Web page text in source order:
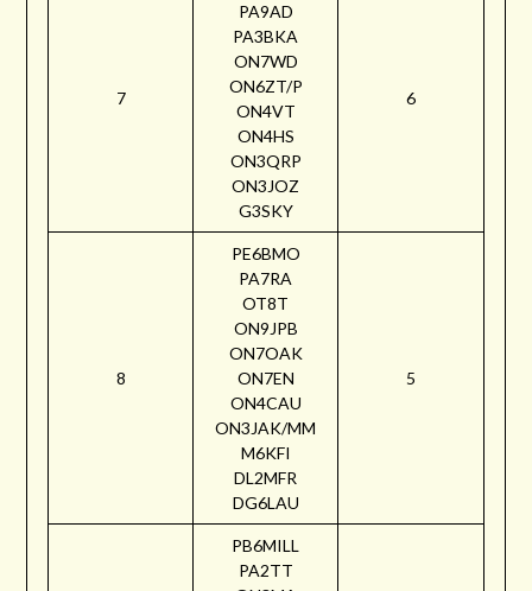
7
PA9AD
PA3BKA
ON7WD
ON6ZT/P
ON4VT
ON4HS
ON3QRP
ON3JOZ
G3SKY
6
8
PE6BMO
PA7RA
OT8T
ON9JPB
ON7OAK
ON7EN
ON4CAU
ON3JAK/MM
M6KFI
DL2MFR
DG6LAU
5
PB6MILL
PA2TT